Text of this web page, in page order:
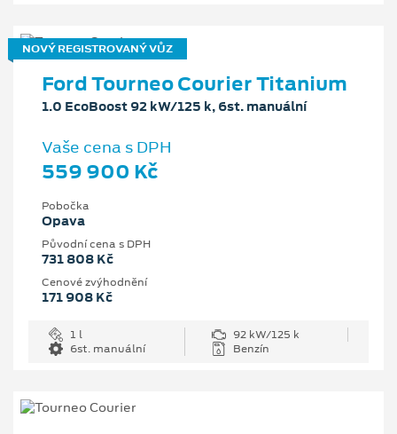
NOVÝ REGISTROVANÝ VŮZ
Ford Tourneo Courier Titanium
1.0 EcoBoost 92 kW/125 k, 6st. manuální
Vaše cena s DPH
559 900 Kč
Pobočka
Opava
Původní cena s DPH
731 808 Kč
Cenové zvýhodnění
171 908 Kč
1 l
92 kW/125 k
6st. manuální
Benzín